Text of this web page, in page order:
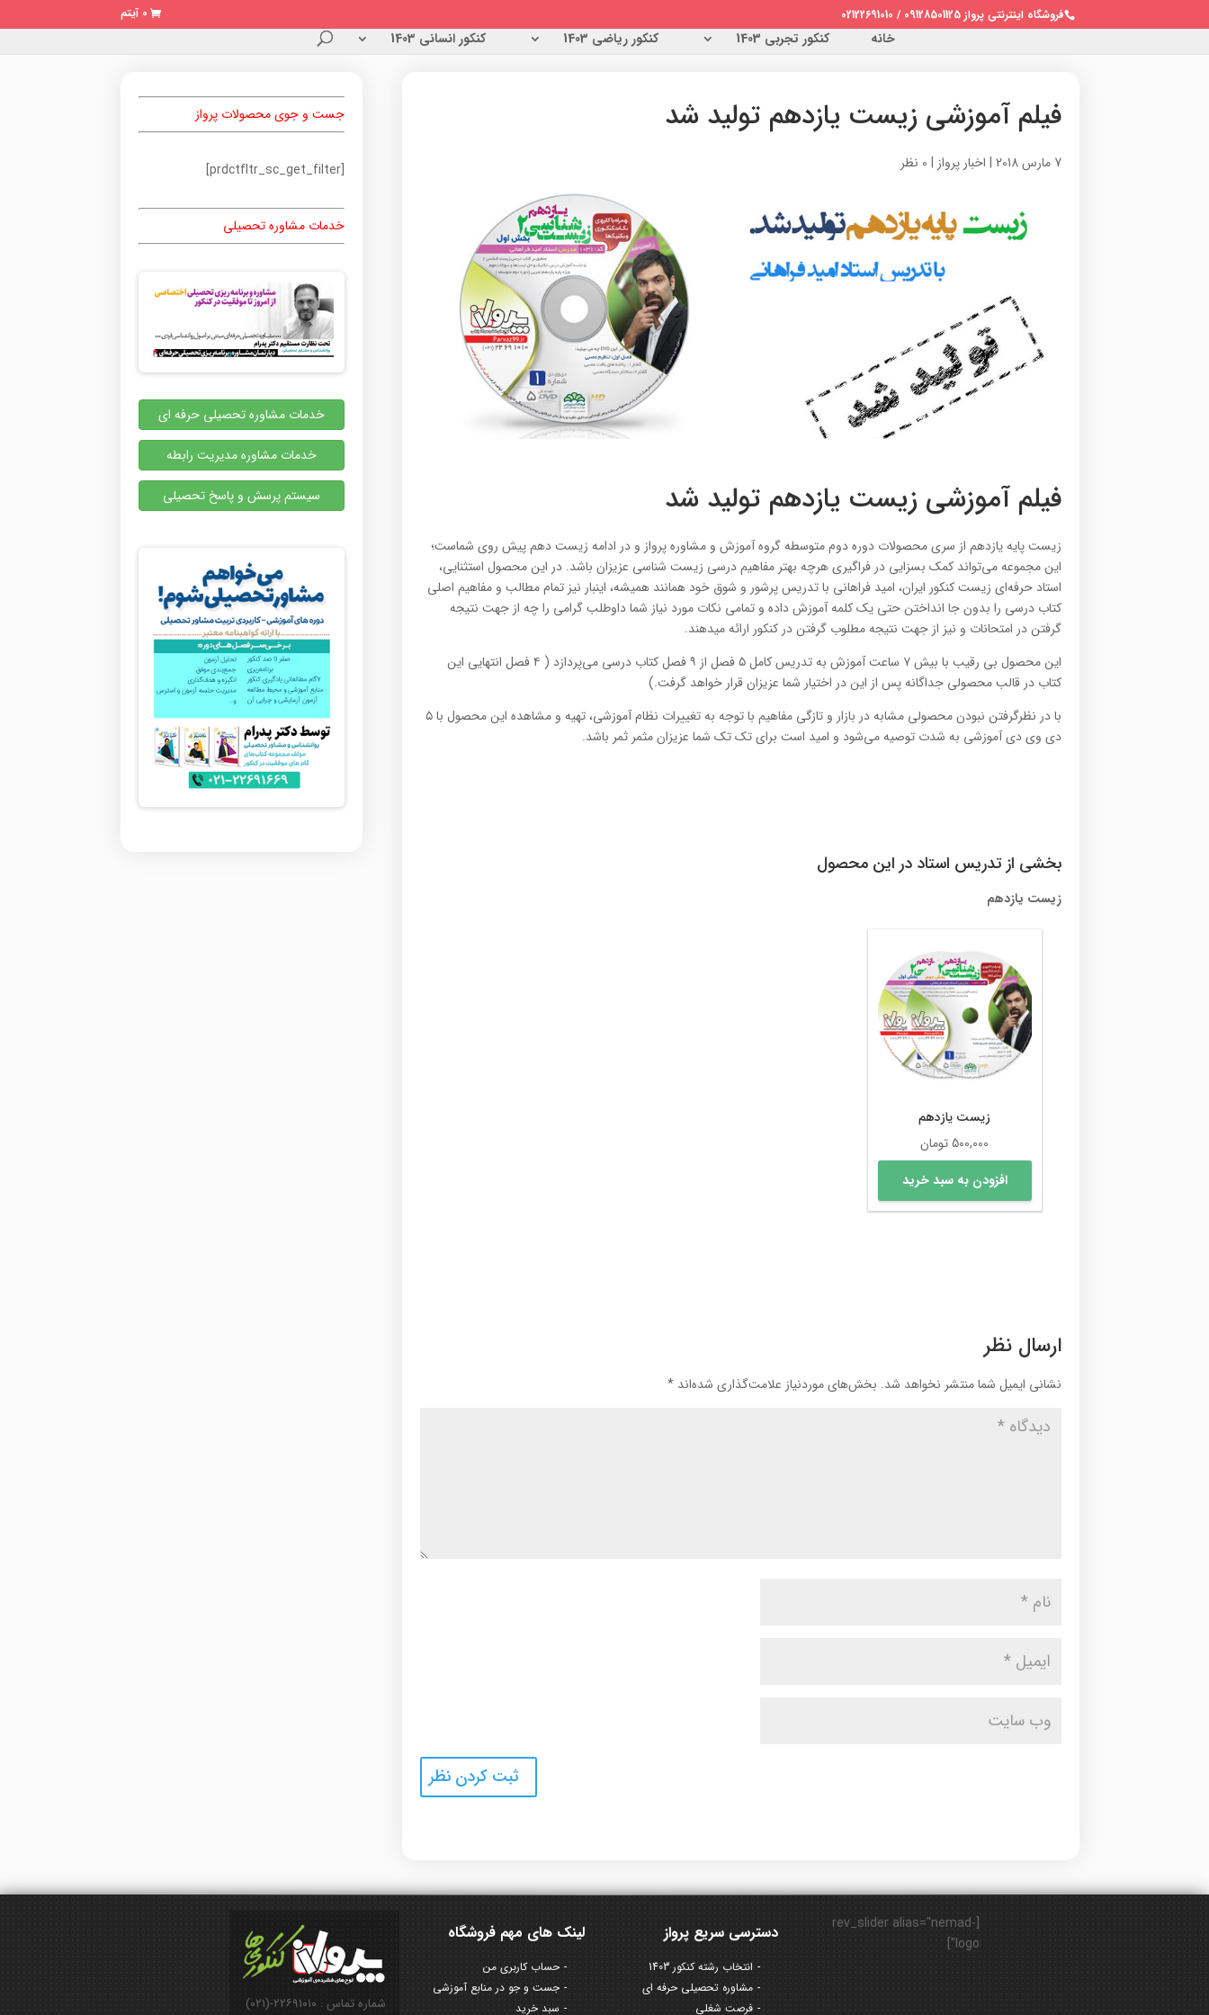
فروشگاه اینترنتی پرواز 09128501125 / 02122691010 0 آیتم
خانه کنکور تجربی 1403 کنکور ریاضی 1403 کنکور انسانی 1403
فیلم آموزشی زیست یازدهم تولید شد
7 مارس 2018 | اخبار پرواز | 0 نظر
فیلم آموزشی زیست یازدهم تولید شد
زیست پایه یازدهم از سری محصولات دوره دوم متوسطه گروه آموزش و مشاوره پرواز و در ادامه زیست دهم پیش روی شماست؛
این مجموعه می‌تواند کمک بسزایی در فراگیری هرچه بهتر مفاهیم درسی زیست شناسی عزیزان باشد. در این محصول استثنایی،
استاد حرفه‌ای زیست کنکور ایران، امید فراهانی با تدریس پرشور و شوق خود همانند همیشه، اینبار نیز تمام مطالب و مفاهیم اصلی
کتاب درسی را بدون جا انداختن حتی یک کلمه آموزش داده و تمامی نکات مورد نیاز شما داوطلب گرامی را چه از جهت نتیجه
گرفتن در امتحانات و نیز از جهت نتیجه مطلوب گرفتن در کنکور ارائه میدهند.
این محصول بی رقیب با بیش ۷ ساعت آموزش به تدریس کامل ۵ فصل از ۹ فصل کتاب درسی می‌پردازد ( ۴ فصل انتهایی این
کتاب در قالب محصولی جداگانه پس از این در اختیار شما عزیزان قرار خواهد گرفت.)
با در نظرگرفتن نبودن محصولی مشابه در بازار و تازگی مفاهیم با توجه به تغییرات نظام آموزشی، تهیه و مشاهده این محصول با ۵
دی وی دی آموزشی به شدت توصیه می‌شود و امید است برای تک تک شما عزیزان مثمر ثمر باشد.
بخشی از تدریس استاد در این محصول
زیست یازدهم
زیست یازدهم
500,000تومان
افزودن به سبد خرید
ارسال نظر
نشانی ایمیل شما منتشر نخواهد شد. بخش‌های موردنیاز علامت‌گذاری شده‌اند*
جست و جوی محصولات پرواز
[prdctfltr_sc_get_filter]
خدمات مشاوره تحصیلی
خدمات مشاوره تحصیلی حرفه ای
خدمات مشاوره مدیریت رابطه
سیستم پرسش و پاسخ تحصیلی
شماره تماس : ۲۲۶۹۱۰۱۰-(۰۲۱)
لینک های مهم فروشگاه
حساب کاربری من
جست و جو در منابع آموزشی
سبد خرید
دسترسی سریع پرواز
انتخاب رشته کنکور 1403
مشاوره تحصیلی حرفه ای
فرصت شغلی
[rev_slider alias="nemad-
logo"]